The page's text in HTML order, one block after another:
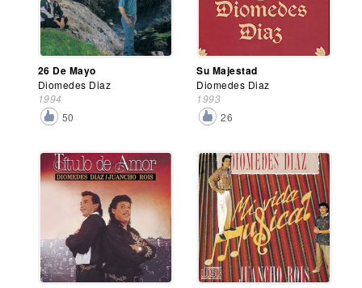
26 De Mayo
Diomedes Diaz
1994
50
Su Majestad
Diomedes Diaz
1993
26